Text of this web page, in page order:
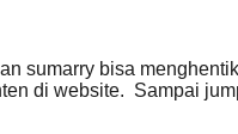
sumarry bisa
di website. Sampai